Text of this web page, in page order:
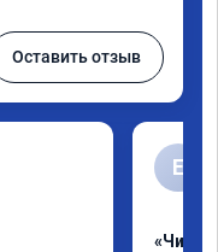
Оставить отзыв
Е
«Чип